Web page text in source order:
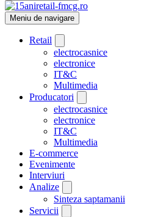
Meniu de navigare
Retail
electrocasnice
electronice
IT&C
Multimedia
Producatori
electrocasnice
electronice
IT&C
Multimedia
E-commerce
Evenimente
Interviuri
Analize
Sinteza saptamanii
Servicii